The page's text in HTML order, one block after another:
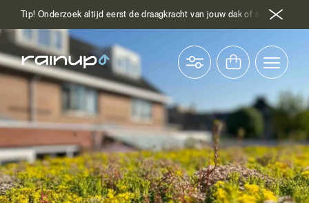
Tip! Onderzoek altijd eerst de draagkracht van jouw dak of schakel